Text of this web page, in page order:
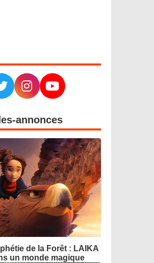
annonces
de la Forêt : LAIKA
un monde magique